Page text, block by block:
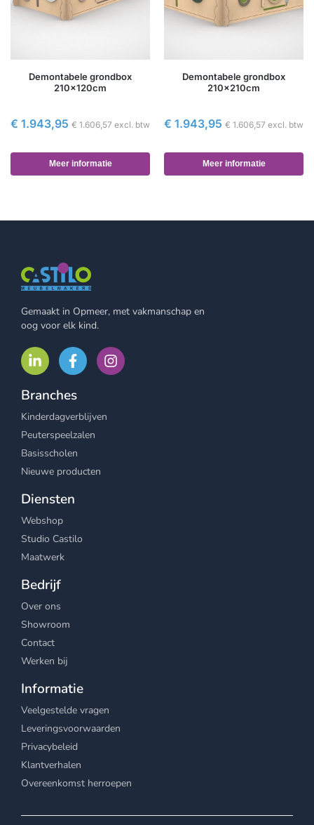
Demontabele grondbox
210x120cm
€ 1.943,95 € 1.606,57 excl. btw
Meer informatie
Demontabele grondbox
210x210cm
€ 1.943,95 € 1.606,57 excl. btw
Meer informatie
Gemaakt in Opmeer, met vakmanschap en
oog voor elk kind.
Branches
Kinderdagverblijven
Peuterspeelzalen
Basisscholen
Nieuwe producten
Diensten
Webshop
Studio Castilo
Maatwerk
Bedrijf
Over ons
Showroom
Contact
Werken bij
Informatie
Veelgestelde vragen
Leveringsvoorwaarden
Privacybeleid
Klantverhalen
Overeenkomst herroepen